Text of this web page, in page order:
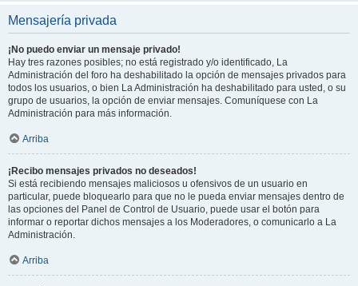
Mensajería privada
¡No puedo enviar un mensaje privado!
Hay tres razones posibles; no está registrado y/o identificado, La
Administración del foro ha deshabilitado la opción de mensajes privados para
todos los usuarios, o bien La Administración ha deshabilitado para usted, o su
grupo de usuarios, la opción de enviar mensajes. Comuníquese con La
Administración para más información.
Arriba
¡Recibo mensajes privados no deseados!
Si está recibiendo mensajes maliciosos u ofensivos de un usuario en
particular, puede bloquearlo para que no le pueda enviar mensajes dentro de
las opciones del Panel de Control de Usuario, puede usar el botón para
informar o reportar dichos mensajes a los Moderadores, o comunicarlo a La
Administración.
Arriba